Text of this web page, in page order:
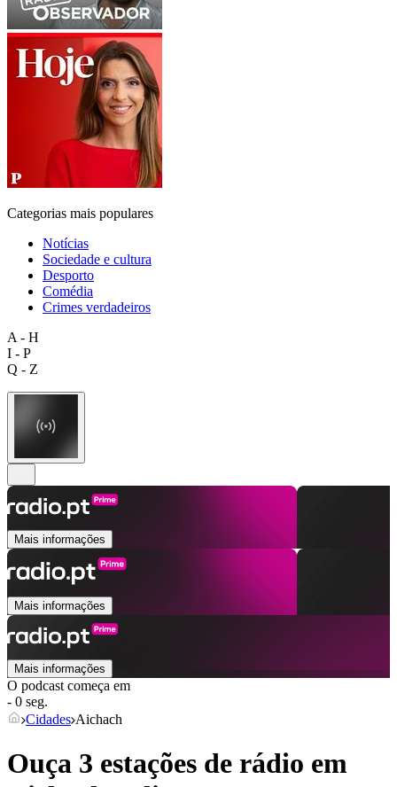
Categorias mais populares
Notícias
Sociedade e cultura
Desporto
Comédia
Crimes verdadeiros
A - H
I - P
Q - Z
Mais informações
Mais informações
Mais informações
O podcast começa em
- 0 seg.
Cidades Aichach
Ouça 3 estações de rádio em